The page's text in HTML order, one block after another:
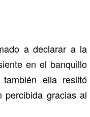
a declarar a la
en el banquillo
ella resiltó
percibida gracias al